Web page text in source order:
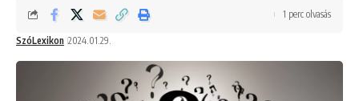
SzóLexikon 2024.01.29.
1 perc olvasás